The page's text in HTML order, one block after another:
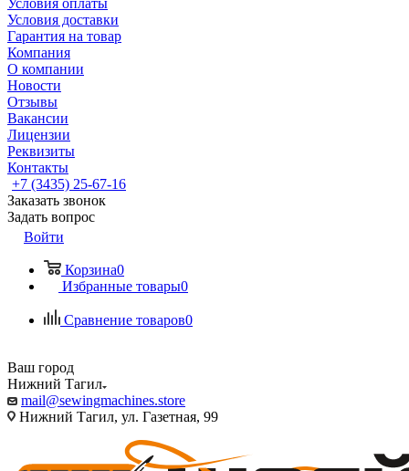
Условия оплаты
Условия доставки
Гарантия на товар
Компания
О компании
Новости
Отзывы
Вакансии
Лицензии
Реквизиты
Контакты
+7 (3435) 25-67-16
Заказать звонок
Задать вопрос
Войти
Корзина0
Избранные товары0
Сравнение товаров0
Ваш город
Нижний Тагил
mail@sewingmachines.store
Нижний Тагил, ул. Газетная, 99